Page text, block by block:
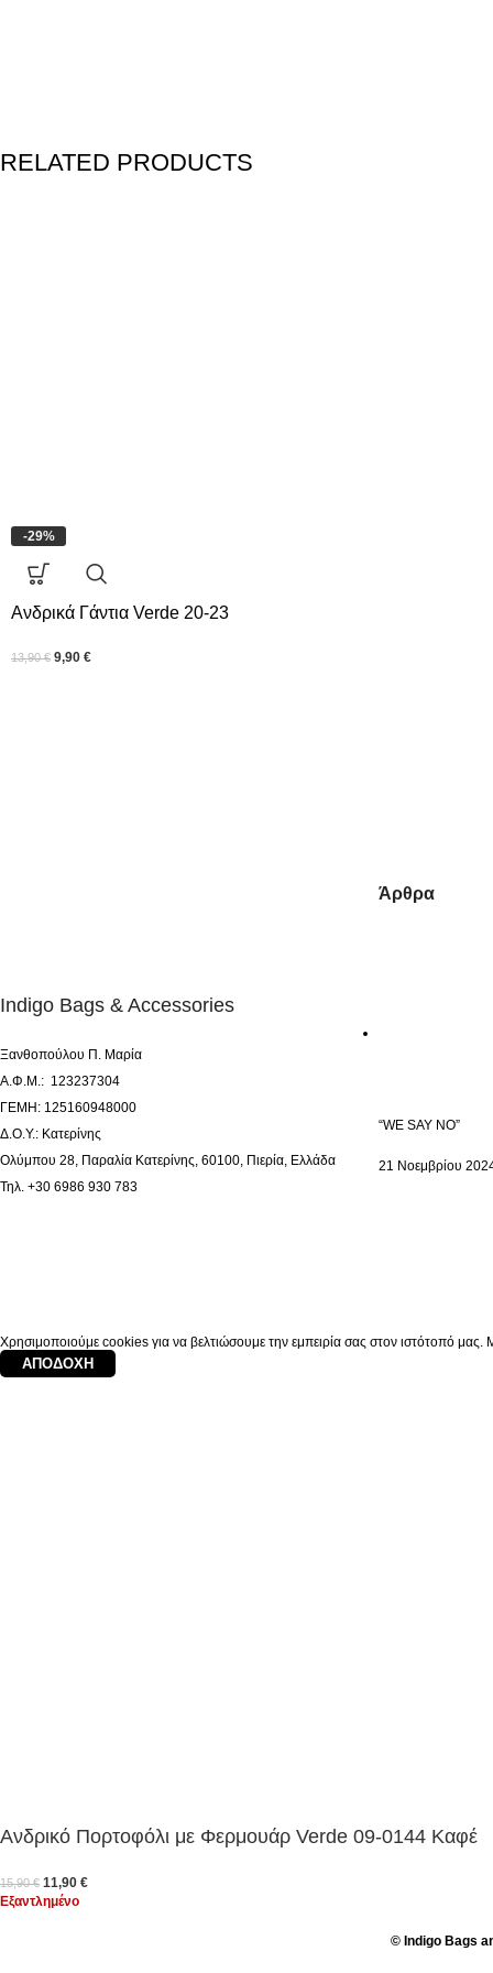
RELATED PRODUCTS
-29%
Ανδρικά Γάντια Verde 20-23
13,90€ 9,90 €
Indigo Bags & Accessories
Ξανθοπούλου Π. Μαρία
Α.Φ.Μ.: 123237304
ΓΕΜΗ: 125160948000
Δ.Ο.Υ.: Κατερίνης
Ολύμπου 28, Παραλία Κατερίνης, 60100, Πιερία, Ελλάδα
Τηλ. +30 6986 930 783
Άρθρα
“WE SAY NO”
21 Νοεμβρίου
Χρησιμοποιούμε cookies για να βελτιώσουμε την εμπειρία σας στον ιστότοπό
ΑΠΟΔΟΧΉ
Ανδρικό Πορτοφόλι με Φερμουάρ Verde 09-0144 Καφέ
15,90€ 11,90 €
Εξαντλημένο
© Indigo Bags